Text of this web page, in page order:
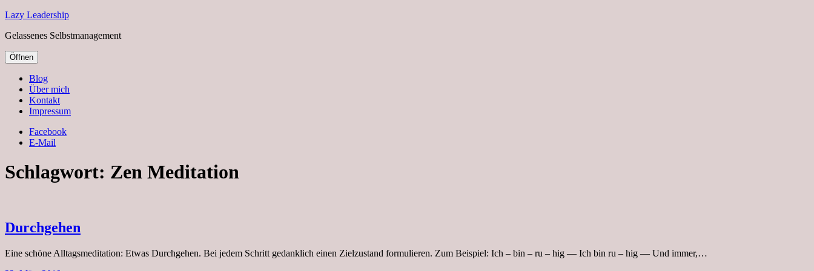
Lazy Leadership
Gelassenes Selbstmanagement
Öffnen
Blog
Über mich
Kontakt
Impressum
Facebook
E-Mail
Schlagwort: Zen Meditation
Durchgehen
Eine schöne Alltagsmeditation: Etwas Durchgehen. Bei jedem Schritt gedanklich einen Zielzustand formulieren. Zum Beispiel: Ich – bin – ru – hig — Ich bin ru – hig — Und immer,…